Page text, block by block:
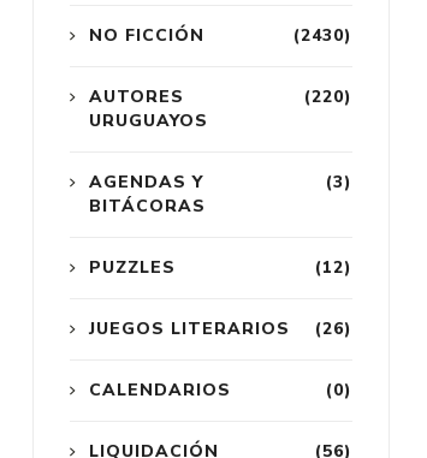
(2430)
NO FICCIÓN
(220)
AUTORES
URUGUAYOS
(3)
AGENDAS Y
BITÁCORAS
(12)
PUZZLES
(26)
JUEGOS LITERARIOS
(0)
CALENDARIOS
(56)
LIQUIDACIÓN